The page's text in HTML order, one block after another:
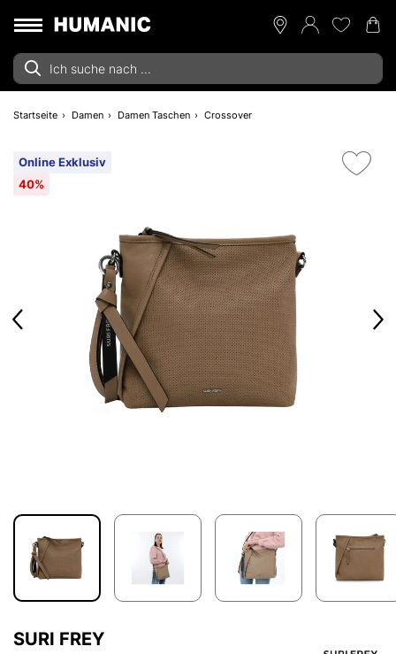
Startseite Damen Damen Taschen Crossover
Online Exklusiv
40%
SURI FREY